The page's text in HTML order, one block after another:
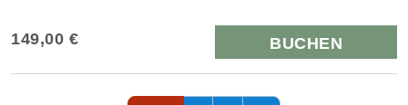
149,00 € BUCHEN